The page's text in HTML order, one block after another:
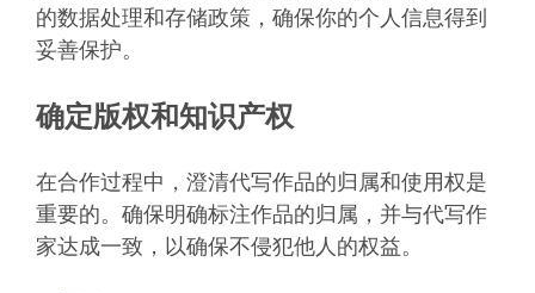
的数据处理和存储政策，确保你的个人信息得到
妥善保护。
确定版权和知识产权
在合作过程中，澄清代写作品的归属和使用权是
重要的。确保明确标注作品的归属，并与代写作
家达成一致，以确保不侵犯他人的权益。